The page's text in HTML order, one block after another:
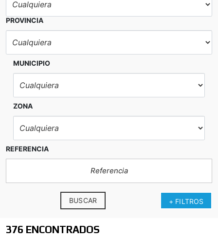
PROVINCIA
MUNICIPIO
ZONA
REFERENCIA
+ FILTROS
BUSCAR
376 ENCONTRADOS